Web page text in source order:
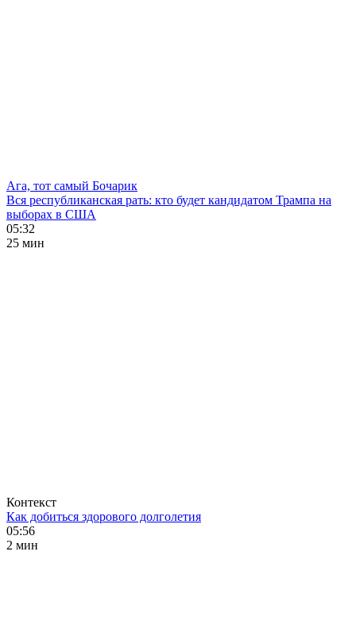
Ага, тот самый Бочарик
Вся республиканская рать: кто будет кандидатом Трампа на
выборах в США
05:32
25 мин
Контекст
Как добиться здорового долголетия
05:56
2 мин